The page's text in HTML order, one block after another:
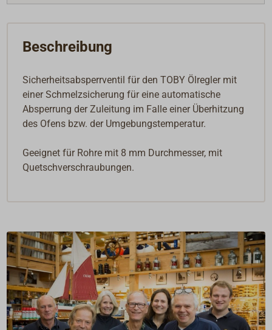
Beschreibung
Sicherheitsabsperrventil für den TOBY Ölregler mit
einer Schmelzsicherung für eine automatische
Absperrung der Zuleitung im Falle einer Überhitzung
des Ofens bzw. der Umgebungstemperatur.
Geeignet für Rohre mit 8 mm Durchmesser, mit
Quetschverschraubungen.